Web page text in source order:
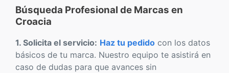
Búsqueda Profesional de Marcas en
Croacia
1. Solicita el servicio: Haz tu pedido con los datos
básicos de tu marca. Nuestro equipo te asistirá en
caso de dudas para que avances sin